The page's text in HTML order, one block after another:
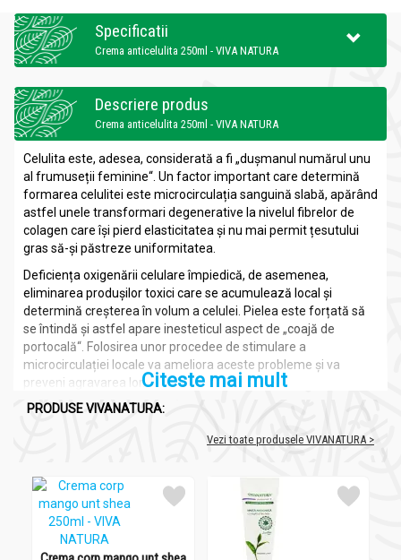
Specificatii
Crema anticelulita 250ml - VIVA NATURA
Descriere produs
Crema anticelulita 250ml - VIVA NATURA
Celulita este, adesea, considerată a fi „dușmanul numărul unu
al frumuseții feminine“. Un factor important care determină
formarea celulitei este microcirculația sanguină slabă, apărând
astfel unele transformari degenerative la nivelul fibrelor de
colagen care își pierd elasticitatea și nu mai permit țesutului
gras să-și păstreze uniformitatea.
Deficiența oxigenării celulare împiedică, de asemenea,
eliminarea produșilor toxici care se acumulează local și
determină creșterea în volum a celulei. Pielea este forțată să
se întindă și astfel apare inesteticul aspect de „coajă de
portocală“. Folosirea unor procedee de stimulare a
microcirculației locale va ameliora aceste probleme și va
preveni agravarea lor.
Crema anticelulitică de la VivaNatura cu guarana și ceai verde
eliminarea efectului de „coajă de portocală“ și ajută la
Conținutului de ardei iute, guarana, cofeină din cafea verde,
ceai verde, teină, iederă are efect de încălzire, îmbunătățind
circulația sangvină, tonifică venele, diminuează nodozitățile.
Cofeina din cafeaua verde crește consumul energetic
Citeste mai mult
PRODUSE VIVANATURA:
Vezi toate produsele VIVANATURA >